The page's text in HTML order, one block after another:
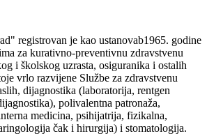
registrovan je kao ustanovab1965. godine
za kurativno-preventivnu zdravstvenu
i školskog uzrasta, osiguranika i ostalih
vrlo razvijene Službe za zdravstvenu
dijagnostika (laboratorija, rentgen
polivalentna patronaža,
medicina, psihijatrija, fizikalna,
čak i hirurgija) i stomatologija.